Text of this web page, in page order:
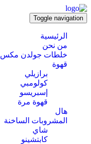
Toggle navigation
الرئيسية
من نحن
خلطات جولدن مكس
قهوة
برازيلي
كولومبي
إسبريسو
قهوة مرة
هال
المشروبات الساخنة
شاي
كابتشينو